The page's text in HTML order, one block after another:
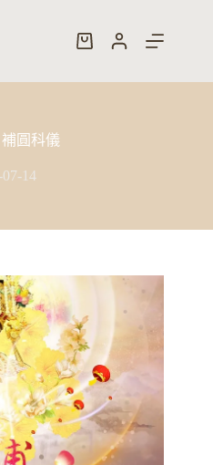
購
圓科儀
07-14